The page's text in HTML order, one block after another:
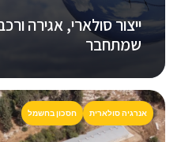
ייצור סולארי, אגירה
שמתחבר
אנרגיה סולארית חסכון בחשמל